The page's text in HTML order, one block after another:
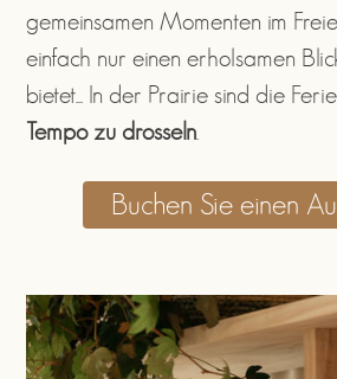
gemeinsamen Momenten im
einfach nur einen erholsamen
bietet... In der Prairie sind die
Tempo zu drosseln.
Buchen Sie einen